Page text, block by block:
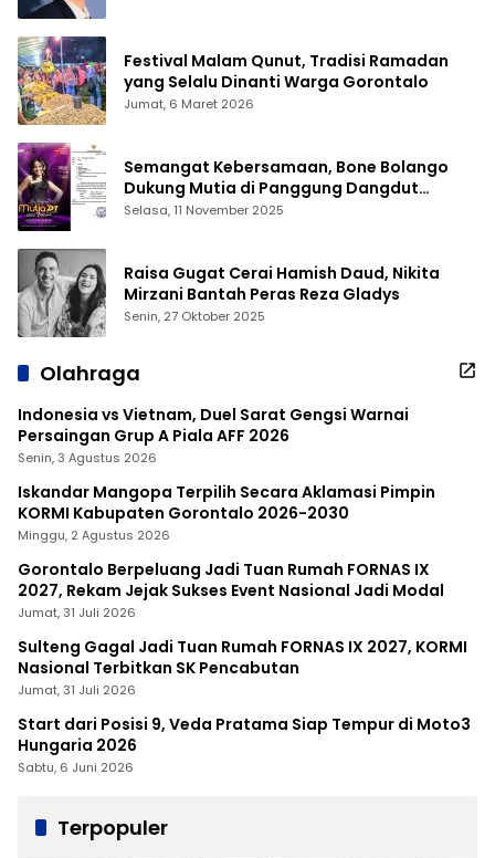
Festival Malam Qunut, Tradisi Ramadan
yang Selalu Dinanti Warga Gorontalo
Jumat, 6 Maret 2026
Semangat Kebersamaan, Bone Bolango
Dukung Mutia di Panggung Dangdut
Academy 7
Selasa, 11 November 2025
Raisa Gugat Cerai Hamish Daud, Nikita
Mirzani Bantah Peras Reza Gladys
Senin, 27 Oktober 2025
Olahraga
Indonesia vs Vietnam, Duel Sarat Gengsi Warnai
Persaingan Grup A Piala AFF 2026
Senin, 3 Agustus 2026
Iskandar Mangopa Terpilih Secara Aklamasi Pimpin
KORMI Kabupaten Gorontalo 2026-2030
Minggu, 2 Agustus 2026
Gorontalo Berpeluang Jadi Tuan Rumah FORNAS IX
2027, Rekam Jejak Sukses Event Nasional Jadi Modal
Jumat, 31 Juli 2026
Sulteng Gagal Jadi Tuan Rumah FORNAS IX 2027, KORMI
Nasional Terbitkan SK Pencabutan
Jumat, 31 Juli 2026
Start dari Posisi 9, Veda Pratama Siap Tempur di Moto3
Hungaria 2026
Sabtu, 6 Juni 2026
Terpopuler